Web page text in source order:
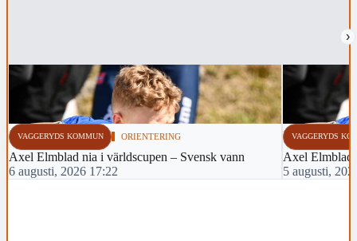
›
VAGGERYDS KOMMUN ORIENTERING
Axel Elmblad nia i världscupen – Svensk vann
6 augusti, 2026 17:22
VAGGERYDS
Axel Elmblad
5 augusti,